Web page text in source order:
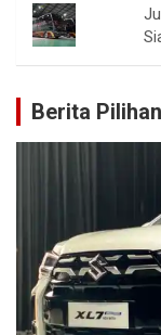
Berita Pilihan